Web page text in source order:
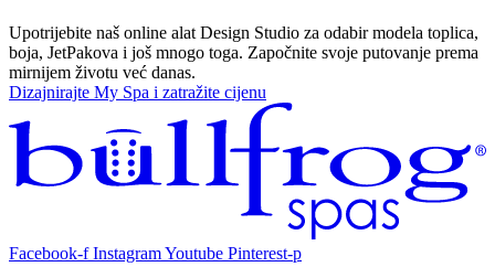
Upotrijebite naš online alat Design Studio za odabir modela toplica,
boja, JetPakova i još mnogo toga. Započnite svoje putovanje prema
mirnijem životu već danas.
Dizajnirajte My Spa i zatražite cijenu
Facebook-f InstagramYoutube Pinterest-p